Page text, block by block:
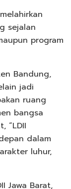
sejalan
program
Bandung,
jadi
ruang
bangsa
“LDII
dalam
luhur,
Jawa Barat,